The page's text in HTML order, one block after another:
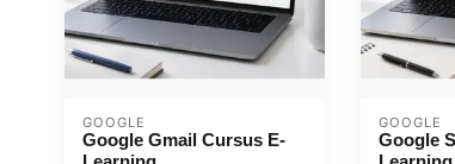
GOOGLE
Google Gmail Cursus E-
GOOGLE
Google